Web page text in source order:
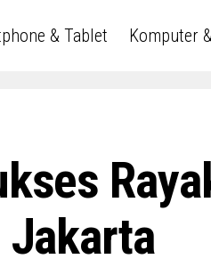
& Tablet Komputer
Jakarta